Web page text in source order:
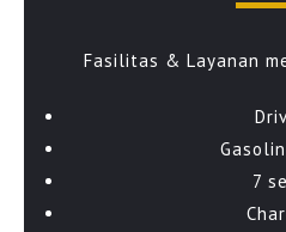
Fasilitas & Layanan
7